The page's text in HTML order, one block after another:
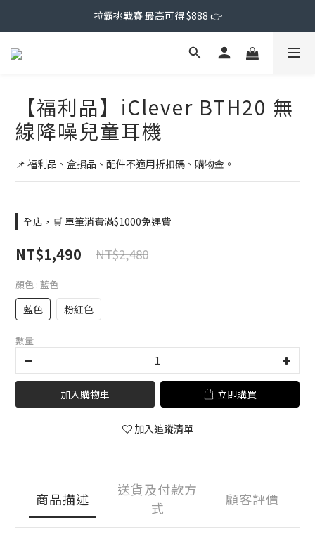
拉霸挑戰賽 最高可得 $888 👉
【福利品】iClever BTH20 無
線降噪兒童耳機
📌 福利品、盒損品、配件不適用折扣碼、購物金。
全店，🛒 單筆消費滿$1000免運費
NT$1,490 NT$2,480
顏色 : 藍色
藍色 粉紅色
數量
加入購物車 立即購買
加入追蹤清單
商品描述
送貨及付款方
式
顧客評價